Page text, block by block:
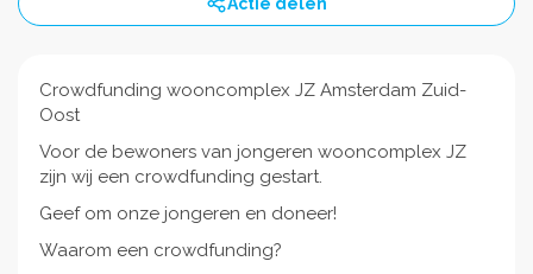
Crowdfunding wooncomplex JZ Amsterdam Zuid-
Oost
Voor de bewoners van jongeren wooncomplex JZ
zijn wij een crowdfunding gestart.
Geef om onze jongeren en doneer!
Waarom een crowdfunding?